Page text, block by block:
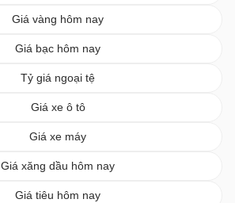
Giá vàng hôm nay
Giá bạc hôm nay
Tỷ giá ngoại tệ
Giá xe ô tô
Giá xe máy
Giá xăng dầu hôm nay
Giá tiêu hôm nay